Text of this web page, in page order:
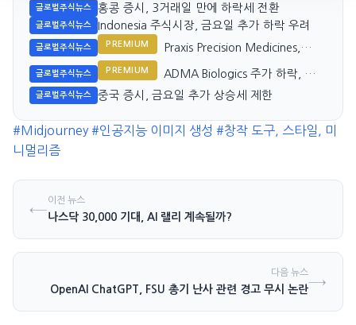
글로벌주식뉴스 홍콩 증시, 3거래일 만에 하락세 전환
글로벌주식뉴스 Indonesia 주식시장, 금요일 추가 하락 우려
글로벌주식뉴스 PREMIUM
Praxis Precision Medicines,
기대감
글로벌주식뉴스 PREMIUM
ADMA Biologics 주가 하락, 법적
리스크 부각
글로벌주식뉴스 중국 증시, 금요일 추가 상승세 제한
#Midjourney #인공지능 이미지 생성 #창작 도구, 스타일, 미
니멀리즘
←이전 뉴스
나스닥 30,000 기대, AI 랠리 계속될까?
다음 뉴스
OpenAI ChatGPT, FSU 총기 난사 관련 경고 무시 논란→